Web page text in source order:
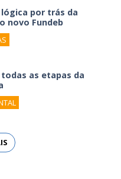
por trás da
novo Fundeb
as etapas da